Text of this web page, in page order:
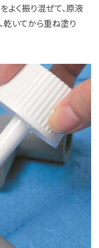
よく振り混ぜて、原液
乾いてから重ね塗り